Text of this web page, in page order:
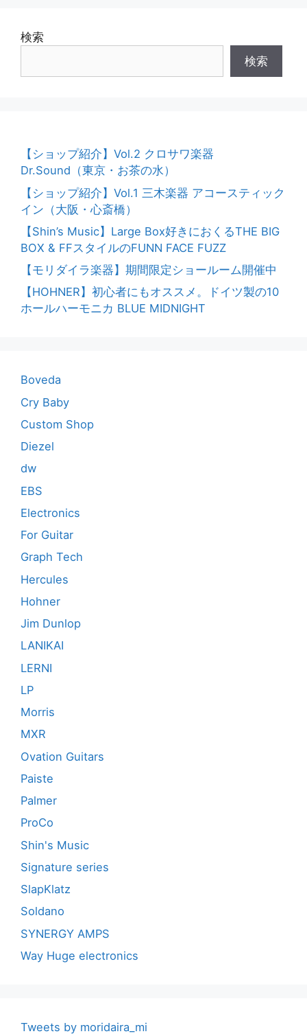
検索
検索
【ショップ紹介】Vol.2 クロサワ楽器
Dr.Sound（東京・お茶の水）
【ショップ紹介】Vol.1 三木楽器 アコースティック
イン（大阪・心斎橋）
【Shin’s Music】Large Box好きにおくるTHE BIG
BOX & FFスタイルのFUNN FACE FUZZ
【モリダイラ楽器】期間限定ショールーム開催中
【HOHNER】初心者にもオススメ。ドイツ製の10
ホールハーモニカ BLUE MIDNIGHT
Boveda
Cry Baby
Custom Shop
Diezel
dw
EBS
Electronics
For Guitar
Graph Tech
Hercules
Hohner
Jim Dunlop
LANIKAI
LERNI
LP
Morris
MXR
Ovation Guitars
Paiste
Palmer
ProCo
Shin's Music
Signature series
SlapKlatz
Soldano
SYNERGY AMPS
Way Huge electronics
Tweets by moridaira_mi